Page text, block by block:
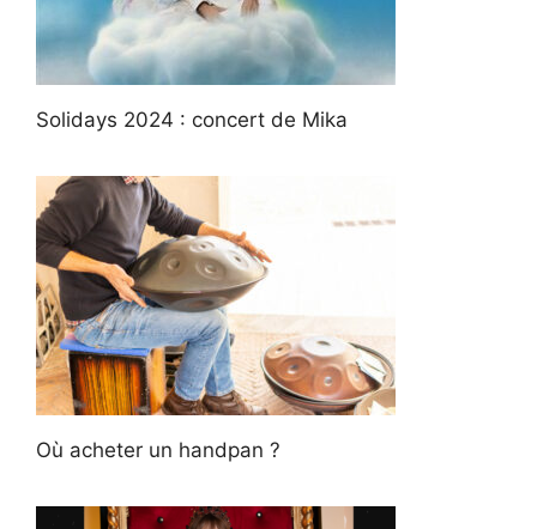
Solidays 2024 : concert de Mika
Où acheter un handpan ?